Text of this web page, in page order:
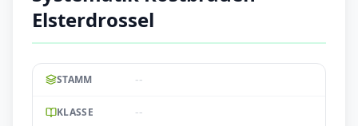
Elsterdrossel
STAMM --
KLASSE --